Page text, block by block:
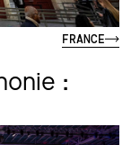
FRANCE
: